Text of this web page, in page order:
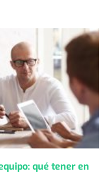
qué tener en